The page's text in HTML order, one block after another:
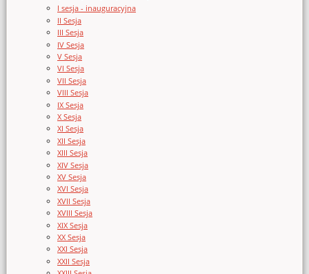
I sesja - inauguracyjna
II Sesja
III Sesja
IV Sesja
V Sesja
VI Sesja
VII Sesja
VIII Sesja
IX Sesja
X Sesja
XI Sesja
XII Sesja
XIII Sesja
XIV Sesja
XV Sesja
XVI Sesja
XVII Sesja
XVIII Sesja
XIX Sesja
XX Sesja
XXI Sesja
XXII Sesja